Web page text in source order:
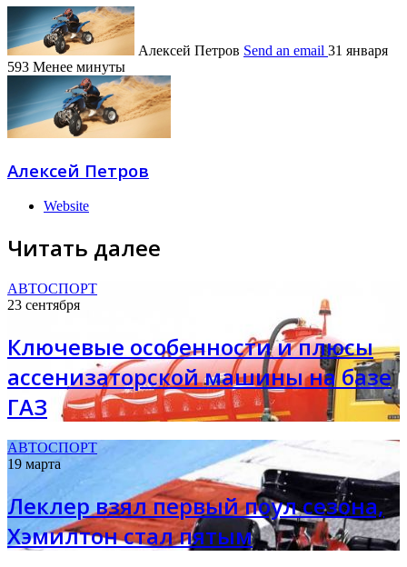
Алексей Петров Send an email 31 января
593 Менее минуты
Алексей Петров
Website
Читать далее
АВТОСПОРТ
23 сентября
Ключевые особенности и плюсы
ассенизаторской машины на базе
ГАЗ
АВТОСПОРТ
19 марта
Леклер взял первый поул сезона,
Хэмилтон стал пятым